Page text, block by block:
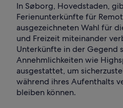
In Søborg, Hovedstaden,
Ferienunterkünfte für
ausgezeichneten Wahl für
und Freizeit miteinander
Unterkünfte in der Gegend
Annehmlichkeiten wie
ausgestattet, um
während ihres Aufenthalts
bleiben können.